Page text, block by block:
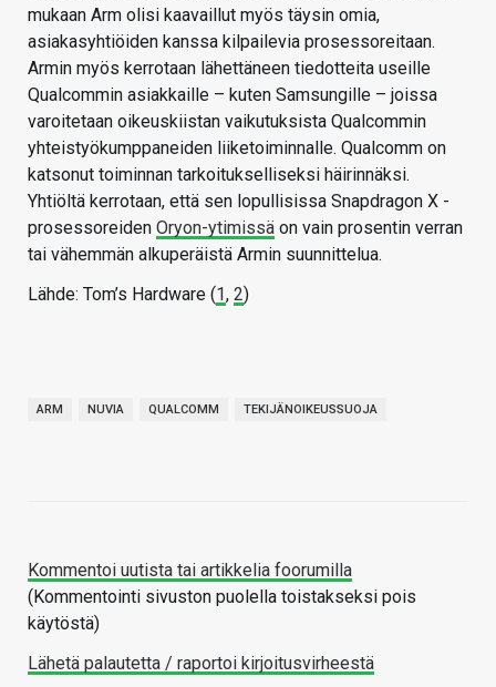
mukaan Arm olisi kaavaillut myös täysin omia,
asiakasyhtiöiden kanssa kilpailevia prosessoreitaan.
Armin myös kerrotaan lähettäneen tiedotteita useille
Qualcommin asiakkaille – kuten Samsungille – joissa
varoitetaan oikeuskiistan vaikutuksista Qualcommin
yhteistyökumppaneiden liiketoiminnalle. Qualcomm on
katsonut toiminnan tarkoitukselliseksi häirinnäksi.
Yhtiöltä kerrotaan, että sen lopullisissa Snapdragon X -
prosessoreiden Oryon-ytimissä on vain prosentin verran
tai vähemmän alkuperäistä Armin suunnittelua.
Lähde: Tom’s Hardware (1, 2)
ARM NUVIA QUALCOMM TEKIJÄNOIKEUSSUOJA
Kommentoi uutista tai artikkelia foorumilla
(Kommentointi sivuston puolella toistakseksi pois
käytöstä)
Lähetä palautetta / raportoi kirjoitusvirheestä